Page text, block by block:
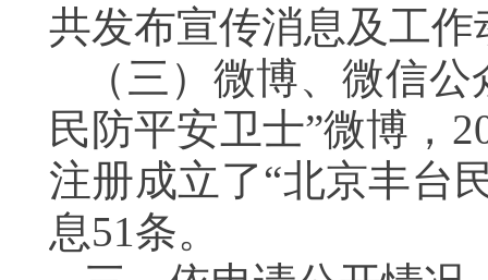
共发布宣传消息及工作
（三）微博、微信
民防平安卫士”微博，
注册成立了“北京丰台
息51条。